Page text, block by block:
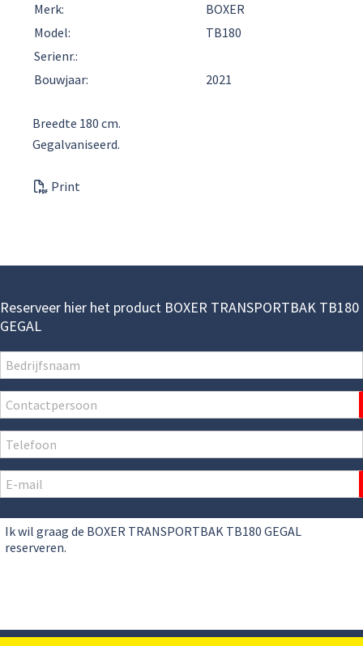
Merk:
BOXER
Model:
TB180
Serienr.:
Bouwjaar:
2021
Breedte 180 cm.
Gegalvaniseerd.
Print
Reserveer hier het product BOXER TRANSPORTBAK TB180
GEGAL